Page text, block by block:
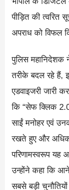
पीड़ित की त्वरित
अपराध को विफल
पुलिस महानिदेशक
तरीके बदल रहे हैं,
एडवाइजरी जारी
कि “सेफ क्लिक
साईं मनोहर एवं
रखते हुए और अधिक
परिणामस्वरूप
उन्होंने कहा कि
सबसे बड़ी